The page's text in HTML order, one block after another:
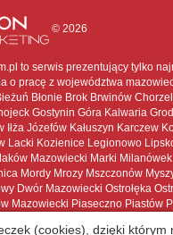
© 2026
to serwis prezentujący tylko
o pracę z województwa
Błonie Brok Brwinów
Gostynin Góra Kalwaria
Józefów Kałuszyn Karczew
Lacki Kozienice Legionowo
Mazowiecki Marki
Mordy Mrozy Mszczonów
Dwór Mazowiecki Ostrołęka
Mazowiecki Piaseczno Piastów
(cookies), dzięki którym